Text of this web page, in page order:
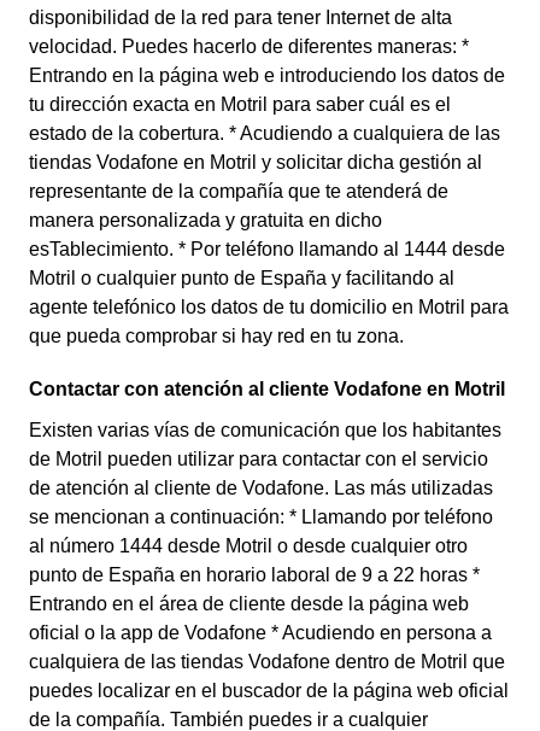
disponibilidad de la red para tener Internet de alta
velocidad. Puedes hacerlo de diferentes maneras: *
Entrando en la página web e introduciendo los datos de
tu dirección exacta en Motril para saber cuál es el
estado de la cobertura. * Acudiendo a cualquiera de las
tiendas Vodafone en Motril y solicitar dicha gestión al
representante de la compañía que te atenderá de
manera personalizada y gratuita en dicho
esTablecimiento. * Por teléfono llamando al 1444 desde
Motril o cualquier punto de España y facilitando al
agente telefónico los datos de tu domicilio en Motril para
que pueda comprobar si hay red en tu zona.
Contactar con atención al cliente Vodafone en Motril
Existen varias vías de comunicación que los habitantes
de Motril pueden utilizar para contactar con el servicio
de atención al cliente de Vodafone. Las más utilizadas
se mencionan a continuación: * Llamando por teléfono
al número 1444 desde Motril o desde cualquier otro
punto de España en horario laboral de 9 a 22 horas *
Entrando en el área de cliente desde la página web
oficial o la app de Vodafone * Acudiendo en persona a
cualquiera de las tiendas Vodafone dentro de Motril que
puedes localizar en el buscador de la página web oficial
de la compañía. También puedes ir a cualquier